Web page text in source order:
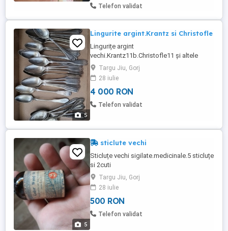
Telefon validat
5
Lingurite argint.Krantz si Christofle
Lingurițe argint
vechi.Krantz11b.Christofle11 și altele
Targu Jiu, Gorj
28 iulie
4 000 RON
Telefon validat
5
sticlute vechi
Sticluțe vechi sigilate.medicinale.5 sticluțe
si 2cuti
Targu Jiu, Gorj
28 iulie
500 RON
Telefon validat